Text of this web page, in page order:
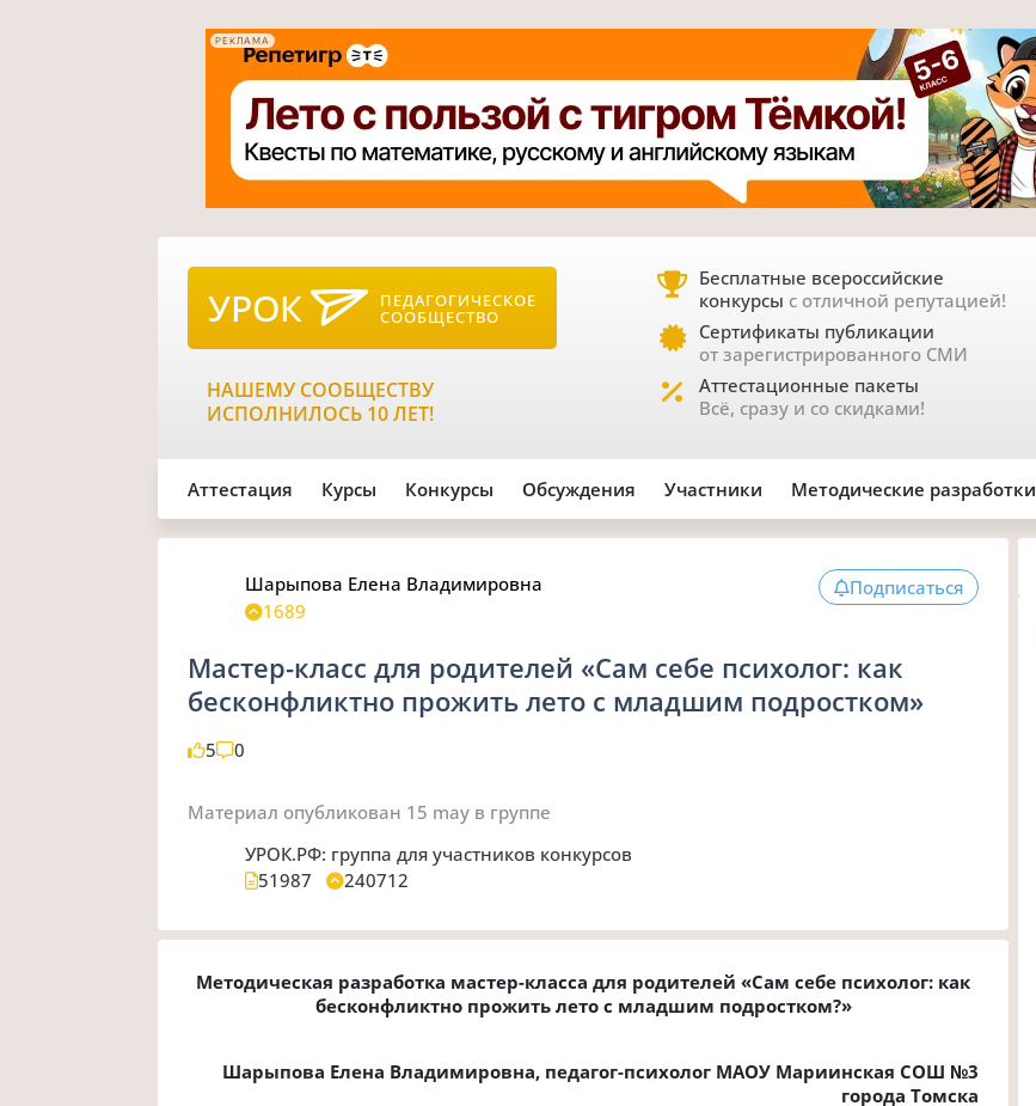
РЕКЛАМА
УРОК ПЕДАГОГИЧЕСКОЕ
СООБЩЕСТВО
НАШЕМУ СООБЩЕСТВУ
ИСПОЛНИЛОСЬ 10 ЛЕТ!
Бесплатные всероссийские
конкурсы с отличной репутацией!
Сертификаты публикации
от зарегистрированного СМИ
Аттестационные пакеты
Всё, сразу и со скидками!
Аттестация Курсы Конкурсы Обсуждения Участники Методические разработки
Шарыпова Елена Владимировна
1689
Подписаться
Мастер-класс для родителей «Сам себе психолог: как
бесконфликтно прожить лето с младшим подростком»
5 0
Материал опубликован 15 may в группе
УРОК.РФ: группа для участников конкурсов
51987
240712
Методическая разработка мастер-класса для родителей «Сам себе психолог: как
бесконфликтно прожить лето с младшим подростком?»
Шарыпова Елена Владимировна, педагог-психолог МАОУ Мариинская СОШ №3
города Томска